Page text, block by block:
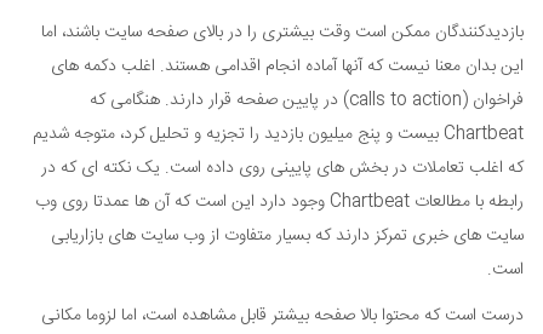
بازدیدکنندگان ممکن است وقت بیشتری را در بالای صفحه سایت باشند، اما
این بدان معنا نیست که آنها آماده انجام اقدامی هستند. اغلب دکمه های
فراخوان (calls to action) در پایین صفحه قرار دارند. هنگامی که
Chartbeat بیست و پنج میلیون بازدید را تجزیه و تحلیل کرد، متوجه شدیم
که اغلب تعاملات در بخش های پایینی روی داده است. یک نکته ای که در
رابطه با مطالعات Chartbeat وجود دارد این است که آن ها عمدتا روی وب
سایت های خبری تمرکز دارند که بسیار متفاوت از وب سایت های بازاریابی
است.
درست است که محتوا بالا صفحه بیشتر قابل مشاهده است، اما لزوما مکانی